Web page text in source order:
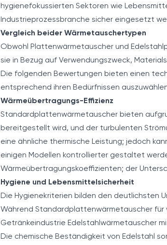
hygienefokussierten Sektoren wie
Industrieprozessbranche sicher eingesetzt
Vergleich beider Wärmetauschertypen
Obwohl Plattenwärmetauscher und
sie in Bezug auf Verwendungszweck,
Die folgenden Bewertungen bieten einen
entsprechend ihren Bedürfnissen
Wärmeübertragungs-Effizienz
Standardplattenwärmetauscher bieten
bereitgestellt wird, und der turbulenten
eine ähnliche thermische Leistung; jedoch
einigen Modellen kontrollierter gestaltet
Wärmeübertragungskoeffizienten; der
Hygiene und Lebensmittelsicherheit
Die Hygienekriterien bilden den deutlichsten
Während Standardplattenwärmetauscher für
Getränkeindustrie Edelstahlwärmetauscher
Die chemische Beständigkeit von Edelstahl